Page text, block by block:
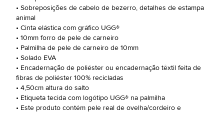
• Sobreposições de cabelo de bezerro, detalhes de estampa
animal
• Cinta elástica com gráfico UGG®
• 10mm forro de pele de carneiro
• Palmilha de pele de carneiro de 10mm
• Solado EVA
• Encadernação de poliéster ou encadernação têxtil feita de
fibras de poliéster 100% recicladas
• 4,50cm altura do salto
• Etiqueta tecida com logótipo UGG® na palmilha
• Este produto contém pele real de ovelha/cordeiro e